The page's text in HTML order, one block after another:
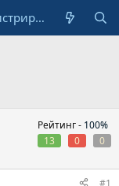
Регистрирай се
Рейтинг - 100%
13
0 0
#1